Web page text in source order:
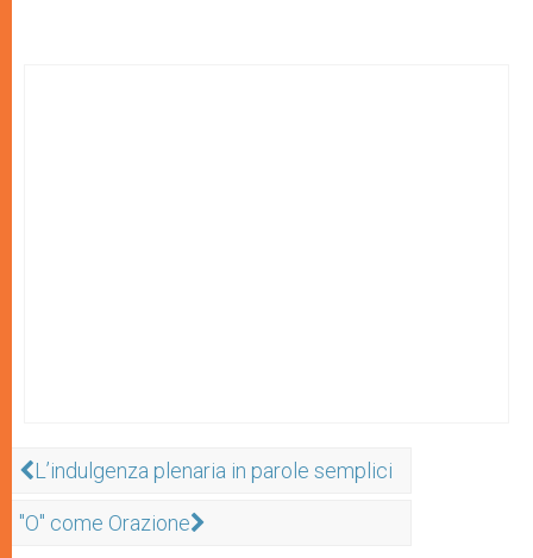
L’indulgenza plenaria in parole semplici
"O" come Orazione